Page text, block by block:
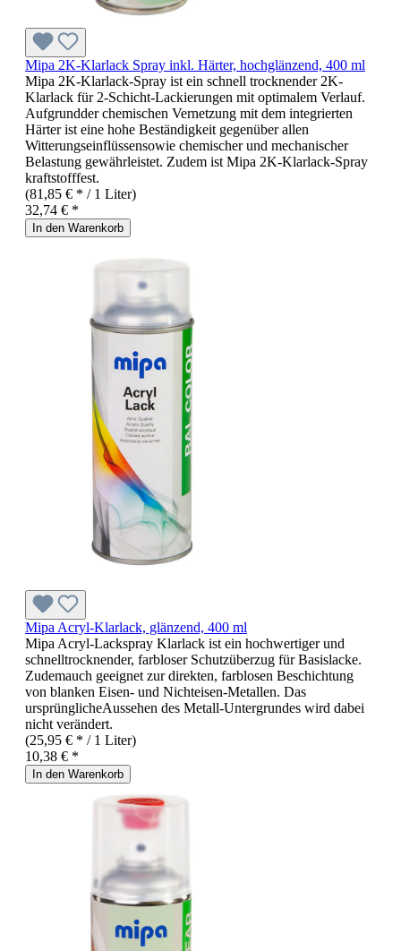
Mipa 2K-Klarlack Spray inkl. Härter, hochglänzend, 400 ml
Mipa 2K-Klarlack-Spray ist ein schnell trocknender 2K-
Klarlack für 2-Schicht-Lackierungen mit optimalem Verlauf.
Aufgrundder chemischen Vernetzung mit dem integrierten
Härter ist eine hohe Beständigkeit gegenüber allen
Witterungseinflüssensowie chemischer und mechanischer
Belastung gewährleistet. Zudem ist Mipa 2K-Klarlack-Spray
kraftstofffest.
(81,85 € * / 1 Liter)
32,74 € *
In den Warenkorb
Mipa Acryl-Klarlack, glänzend, 400 ml
Mipa Acryl-Lackspray Klarlack ist ein hochwertiger und
schnelltrocknender, farbloser Schutzüberzug für Basislacke.
Zudemauch geeignet zur direkten, farblosen Beschichtung
von blanken Eisen- und Nichteisen-Metallen. Das
ursprünglicheAussehen des Metall-Untergrundes wird dabei
nicht verändert.
(25,95 € * / 1 Liter)
10,38 € *
In den Warenkorb